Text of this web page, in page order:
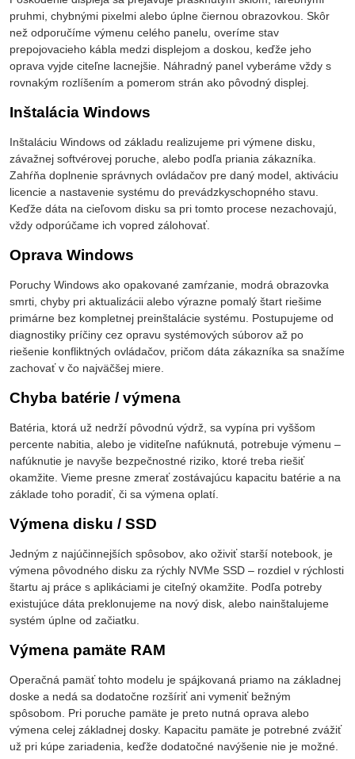
pruhmi, chybnými pixelmi alebo úplne čiernou obrazovkou. Skôr
než odporučíme výmenu celého panelu, overíme stav
prepojovacieho kábla medzi displejom a doskou, keďže jeho
oprava vyjde citeľne lacnejšie. Náhradný panel vyberáme vždy s
rovnakým rozlíšením a pomerom strán ako pôvodný displej.
Inštalácia Windows
Inštaláciu Windows od základu realizujeme pri výmene disku,
závažnej softvérovej poruche, alebo podľa priania zákazníka.
Zahŕňa doplnenie správnych ovládačov pre daný model, aktiváciu
licencie a nastavenie systému do prevádzkyschopného stavu.
Keďže dáta na cieľovom disku sa pri tomto procese nezachovajú,
vždy odporúčame ich vopred zálohovať.
Oprava Windows
Poruchy Windows ako opakované zamŕzanie, modrá obrazovka
smrti, chyby pri aktualizácii alebo výrazne pomalý štart riešime
primárne bez kompletnej preinštalácie systému. Postupujeme od
diagnostiky príčiny cez opravu systémových súborov až po
riešenie konfliktných ovládačov, pričom dáta zákazníka sa snažíme
zachovať v čo najväčšej miere.
Chyba batérie / výmena
Batéria, ktorá už nedrží pôvodnú výdrž, sa vypína pri vyššom
percente nabitia, alebo je viditeľne nafúknutá, potrebuje výmenu –
nafúknutie je navyše bezpečnostné riziko, ktoré treba riešiť
okamžite. Vieme presne zmerať zostávajúcu kapacitu batérie a na
základe toho poradiť, či sa výmena oplatí.
Výmena disku / SSD
Jedným z najúčinnejších spôsobov, ako oživiť starší notebook, je
výmena pôvodného disku za rýchly NVMe SSD – rozdiel v rýchlosti
štartu aj práce s aplikáciami je citeľný okamžite. Podľa potreby
existujúce dáta preklonujeme na nový disk, alebo nainštalujeme
systém úplne od začiatku.
Výmena pamäte RAM
Operačná pamäť tohto modelu je spájkovaná priamo na základnej
doske a nedá sa dodatočne rozšíriť ani vymeniť bežným
spôsobom. Pri poruche pamäte je preto nutná oprava alebo
výmena celej základnej dosky. Kapacitu pamäte je potrebné zvážiť
už pri kúpe zariadenia, keďže dodatočné navýšenie nie je možné.